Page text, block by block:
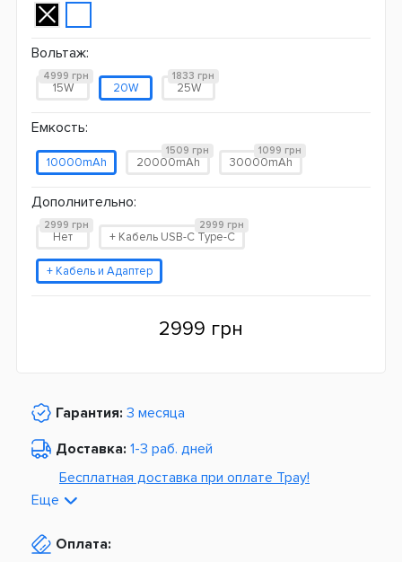
Вольтаж:
15W
4999 грн
20W 25W
1833 грн
Емкость:
10000mAh 20000mAh
1509 грн
30000mAh
1099 грн
Дополнительно:
Нет
2999 грн
+ Кабель USB-C Type-C
2999 грн
+ Кабель и Адаптер
2999 грн
Гарантия: 3 месяца
Доставка: 1-3 раб. дней
Бесплатная доставка при оплате Tpay!
Из Европы от
Еще
Оплата: